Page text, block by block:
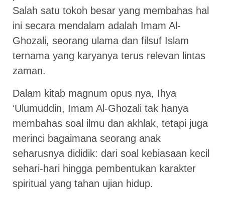
Salah satu tokoh besar yang membahas hal
ini secara mendalam adalah Imam Al-
Ghozali, seorang ulama dan filsuf Islam
ternama yang karyanya terus relevan lintas
zaman.
Dalam kitab magnum opus nya, Ihya
‘Ulumuddin, Imam Al-Ghozali tak hanya
membahas soal ilmu dan akhlak, tetapi juga
merinci bagaimana seorang anak
seharusnya dididik: dari soal kebiasaan kecil
sehari-hari hingga pembentukan karakter
spiritual yang tahan ujian hidup.